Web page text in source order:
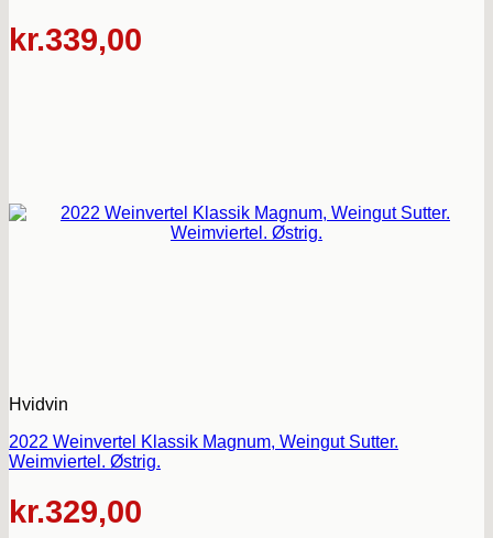
kr.339,00
Hvidvin
2022 Weinvertel Klassik Magnum, Weingut Sutter.
Weimviertel. Østrig.
kr.329,00